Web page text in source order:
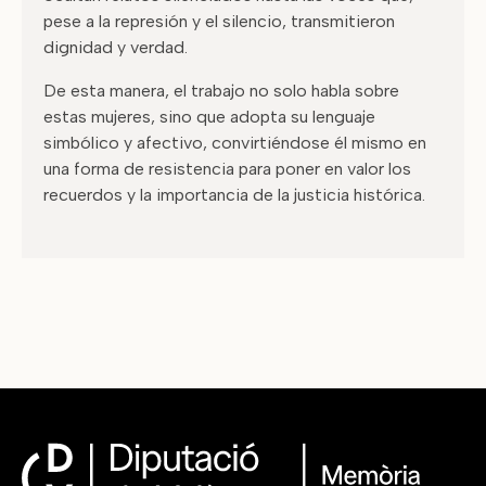
pese a la represión y el silencio, transmitieron
dignidad y verdad.
De esta manera, el trabajo no solo habla sobre
estas mujeres, sino que adopta su lenguaje
simbólico y afectivo, convirtiéndose él mismo en
una forma de resistencia para poner en valor los
recuerdos y la importancia de la justicia histórica.